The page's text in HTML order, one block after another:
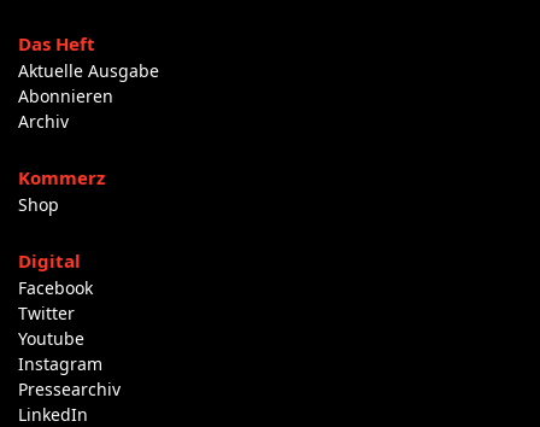
Das Heft
Aktuelle Ausgabe
Abonnieren
Archiv
Kommerz
Shop
Digital
Facebook
Twitter
Youtube
Instagram
Pressearchiv
LinkedIn